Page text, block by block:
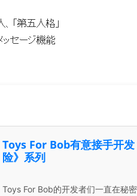
Toys For Bob有意接手开
险》系列
Toys For Bob的开发者们一直在秘